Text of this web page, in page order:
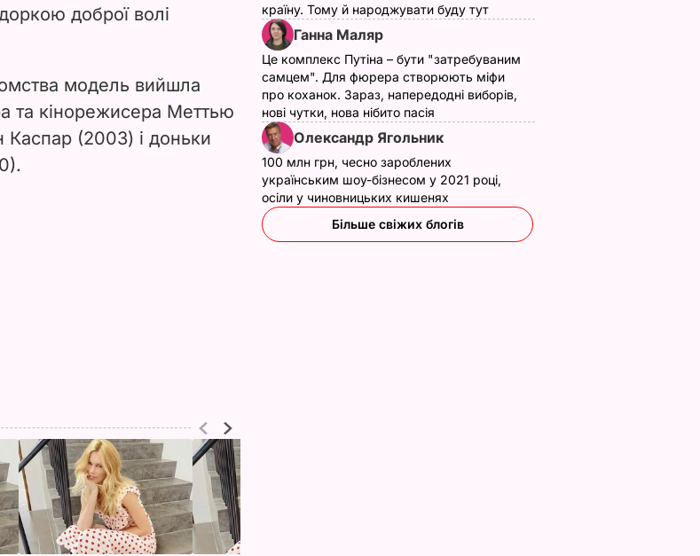
доброї волі
модель вийшла
та кінорежисера Меттью
(2003) і доньки
країну. Тому й народжувати буду тут
Ганна Маляр
Це комплекс Путіна – бути "затребуваним
самцем". Для фюрера створюють міфи
про коханок. Зараз, напередодні виборів,
нові чутки, нова нібито пасія
Олександр Ягольник
100 млн грн, чесно зароблених
українським шоу-бізнесом у 2021 році,
осіли у чиновницьких кишенях
Більше свіжих блогів